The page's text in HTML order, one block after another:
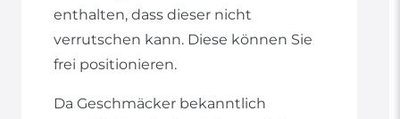
enthalten, dass dieser nicht
verrutschen kann. Diese können Sie
frei positionieren.
Da Geschmäcker bekanntlich